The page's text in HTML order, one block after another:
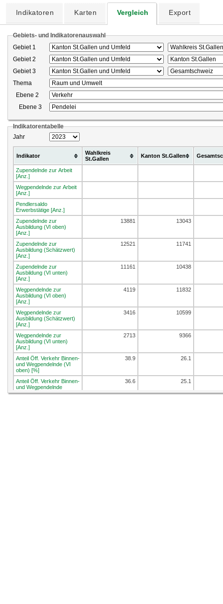
Indikatoren Karten Vergleich Export
Gebiets- und Indikatorenauswahl
Gebiet 1
Gebiet 2
Gebiet 3
Thema
Ebene 2
Ebene 3
Indikatorentabelle
Jahr
Indikator
Wahlkreis
St.Gallen
Kanton St.Gallen
Zupendelnde zur Arbeit
[Anz.]
Wegpendelnde zur Arbeit
[Anz.]
Pendlersaldo
Erwerbstätige [Anz.]
Zupendelnde zur
Ausbildung (VI oben)
[Anz.]
13881 13043
Zupendelnde zur
Ausbildung (Schätzwert)
[Anz.]
12521 11741
Zupendelnde zur
Ausbildung (VI unten)
[Anz.]
11161 10438
Wegpendelnde zur
Ausbildung (VI oben)
[Anz.]
4119 11832
Wegpendelnde zur
Ausbildung (Schätzwert)
[Anz.]
3416 10599
Wegpendelnde zur
Ausbildung (VI unten)
[Anz.]
2713 9366
Anteil Öff. Verkehr Binnen-
und Wegpendelnde (VI
oben) [%]
38.9 26.1
Anteil Öff. Verkehr Binnen-
und Wegpendelnde
(Schätzwert) [%]
36.6 25.1